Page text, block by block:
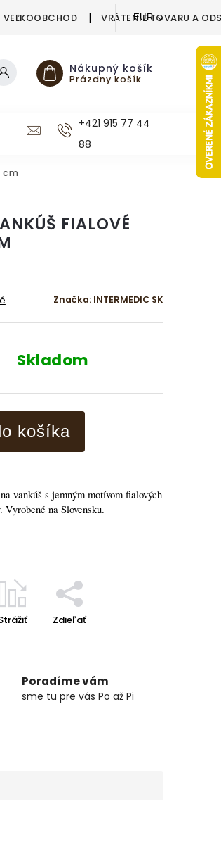
VEĽKOOBCHOD VRÁTENIE TOVARU A
EUR
Nákupný košík
Prázdny košík
KUCHYŇA KÚPEĽŇA
+421 915 77 44
88
cm
FIALOVÉ
Značka: INTERMEDIC SK
Skladom
košíka
vankúš s jemným motívom fialových
na Slovensku.
Zdieľať
Poradíme vám
sme tu pre vás Po až Pi